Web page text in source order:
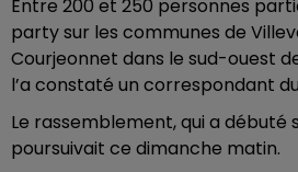
Entre 200 et 250 personnes
party sur les communes de
Courjeonnet dans le sud-ouest
l’a constaté un correspondant du
Le rassemblement, qui a débuté
poursuivait ce dimanche matin.